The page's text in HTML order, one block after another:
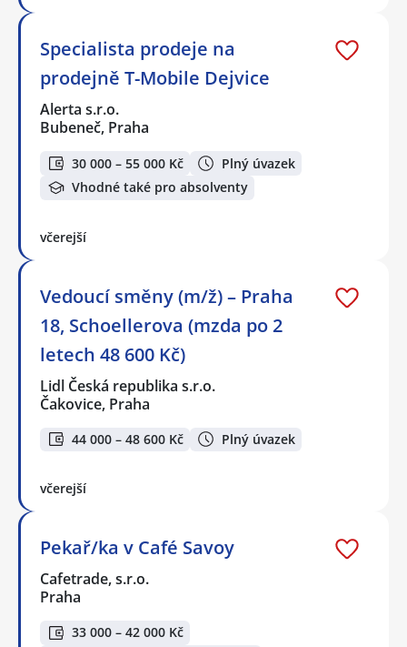
Specialista prodeje na
prodejně T-Mobile Dejvice
Alerta s.r.o.
Bubeneč, Praha
30 000 – 55 000 Kč
Plný úvazek
Vhodné také pro absolventy
včerejší
Vedoucí směny (m/ž) – Praha
18, Schoellerova (mzda po 2
letech 48 600 Kč)
Lidl Česká republika s.r.o.
Čakovice, Praha
44 000 – 48 600 Kč Plný úvazek
včerejší
Pekař/ka v Café Savoy
Cafetrade, s.r.o.
Praha
33 000 – 42 000 Kč